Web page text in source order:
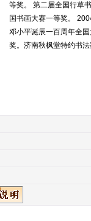
等奖。 第二届全国行草
国书画大赛一等奖。
邓小平诞辰一百周年全
奖。济南秋枫堂特约书